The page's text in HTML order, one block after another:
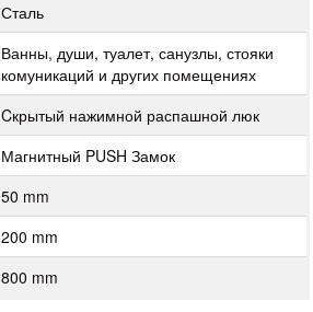
Сталь
Ванны, души, туалет, санузлы, стояки
комуникаций и других помещениях
Cкрытый нажимной распашной люк
Магнитный PUSH Замок
50 mm
200 mm
800 mm